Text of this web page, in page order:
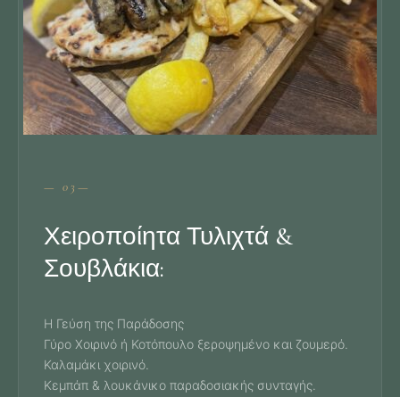
— 03—
Χειροποίητα Τυλιχτά &
Σουβλάκια:
Η Γεύση της Παράδοσης
Γύρο Χοιρινό ή Κοτόπουλο ξεροψημένο και ζουμερό.
Καλαμάκι χοιρινό.
Κεμπάπ & λουκάνικο παραδοσιακής συνταγής.